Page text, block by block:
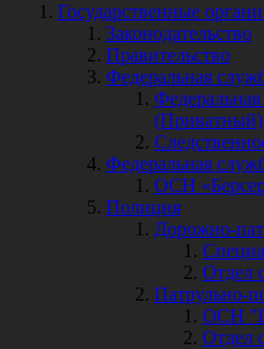
Государственные
Законодательство
Правительство
Федеральная
(Приватный)
Федеральная
ОСН
Полиция
Дорожно-
Отдел
Патрульно-
ОСН
Отдел